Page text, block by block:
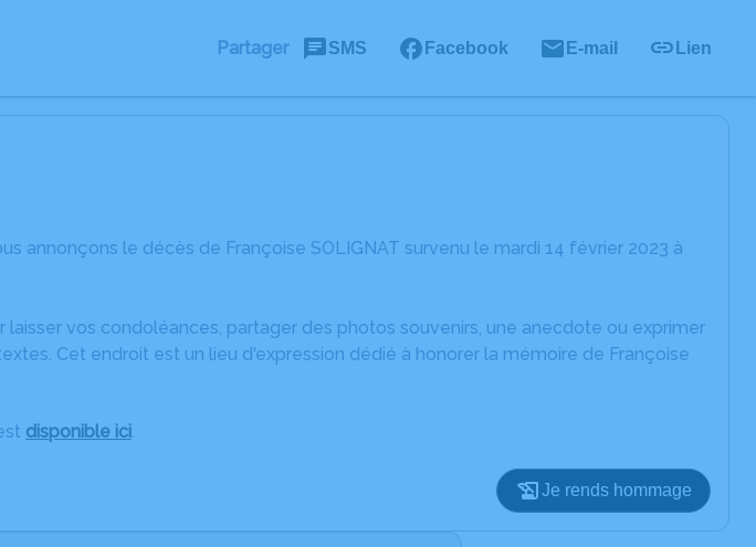
Partager SMS Facebook E-mail Lien
annonçons le décès de Françoise SOLIGNAT survenu le mardi 14 février 2023 à
laisser vos condoléances, partager des photos souvenirs, une anecdote ou exprimer
Cet endroit est un lieu d'expression dédié à honorer la mémoire de Françoise
disponible ici.
Je rends hommage